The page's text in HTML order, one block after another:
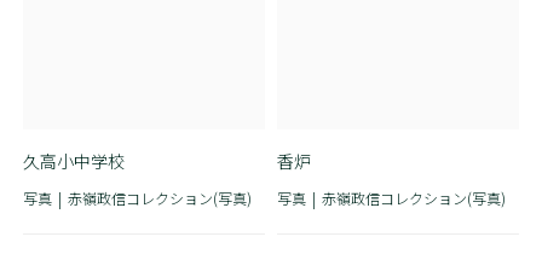
久高小中学校
写真 赤嶺政信コレクション(写真)
香炉
写真 赤嶺政信コレクション(写真)